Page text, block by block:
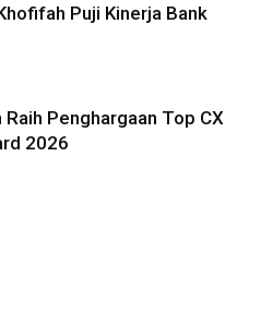
Puji Kinerja Bank
Raih Penghargaan Top CX
2026